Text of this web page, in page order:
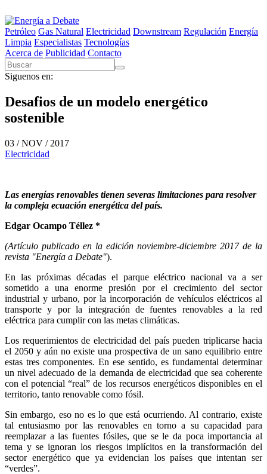
Petróleo Gas Natural Electricidad Downstream Regulación Energía
Limpia Especialistas Tecnologías
Acerca de Publicidad Contacto
Siguenos en:
Desafios de un modelo energético
sostenible
03 / NOV / 2017
Electricidad
Las energías renovables tienen severas limitaciones para resolver
la compleja ecuación energética del país.
Edgar Ocampo Téllez *
(Artículo publicado en la edición noviembre-diciembre 2017 de la
revista "Energía a Debate").
En las próximas décadas el parque eléctrico nacional va a ser
sometido a una enorme presión por el crecimiento del sector
industrial y urbano, por la incorporación de vehículos eléctricos al
transporte y por la integración de fuentes renovables a la red
eléctrica para cumplir con las metas climáticas.
Los requerimientos de electricidad del país pueden triplicarse hacia
el 2050 y aún no existe una prospectiva de un sano equilibrio entre
estas tres componentes. En ese sentido, es fundamental determinar
un nivel adecuado de la demanda de electricidad que sea coherente
con el potencial “real” de los recursos energéticos disponibles en el
territorio, tanto renovable como fósil.
Sin embargo, eso no es lo que está ocurriendo. Al contrario, existe
tal entusiasmo por las renovables en torno a su capacidad para
reemplazar a las fuentes fósiles, que se le da poca importancia al
tema y se ignoran los riesgos implícitos en la transformación del
sector energético que ya evidencian los países que intentan ser
“verdes”.